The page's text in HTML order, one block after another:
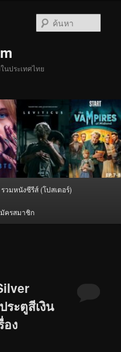
นประเทศไทย
รวมหนังซีรีส์ (โปสเตอร์)
ครสมาชิก
ระตูสีเงิน
อง